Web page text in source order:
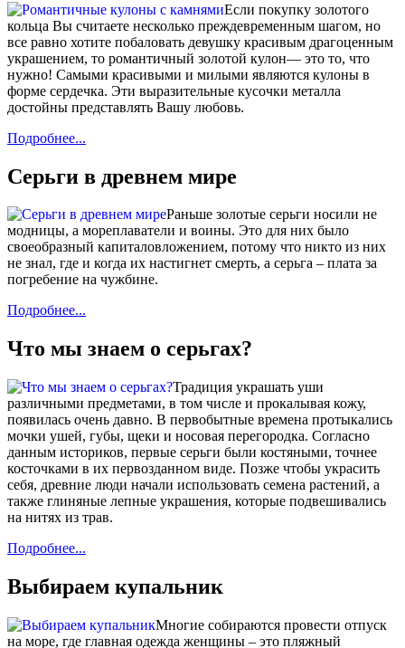
Если покупку золотого
кольца Вы считаете несколько преждевременным шагом, но
все равно хотите побаловать девушку красивым драгоценным
украшением, то романтичный золотой кулон— это то, что
нужно! Самыми красивыми и милыми являются кулоны в
форме сердечка. Эти выразительные кусочки металла
достойны представлять Вашу любовь.
Подробнее...
Серьги в древнем мире
Раньше золотые серьги носили не
модницы, а мореплаватели и воины. Это для них было
своеобразный капиталовложением, потому что никто из них
не знал, где и когда их настигнет смерть, а серьга – плата за
погребение на чужбине.
Подробнее...
Что мы знаем о серьгах?
Традиция украшать уши
различными предметами, в том числе и прокалывая кожу,
появилась очень давно. В первобытные времена протыкались
мочки ушей, губы, щеки и носовая перегородка. Согласно
данным историков, первые серьги были костяными, точнее
косточками в их первозданном виде. Позже чтобы украсить
себя, древние люди начали использовать семена растений, а
также глиняные лепные украшения, которые подвешивались
на нитях из трав.
Подробнее...
Выбираем купальник
Многие собираются провести отпуск
на море, где главная одежда женщины – это пляжный